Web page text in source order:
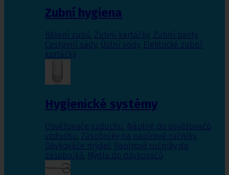
Zubní hygiena
Bělení zubů, Zubní kartáčky, Zubní pasty,
Cestovní sady, Ústní vody, Elektrické zubní
kartáčky
Hygienické systémy
Osvěžovače vzduchu, Náplně do osvěžovačů
vzduchu, Zásobníky na papírové ručníky,
Dávkováče mýdel, Papírové ručníky do
zásobníků, Mýdla do dávkovačů